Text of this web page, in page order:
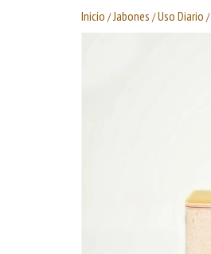
Inicio / Jabones /Uso Diario /